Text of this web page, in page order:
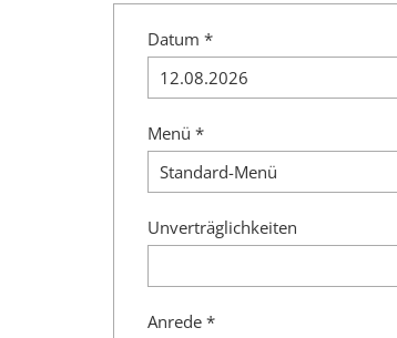
Datum *
Menü *
Unverträglichkeiten
Anrede *